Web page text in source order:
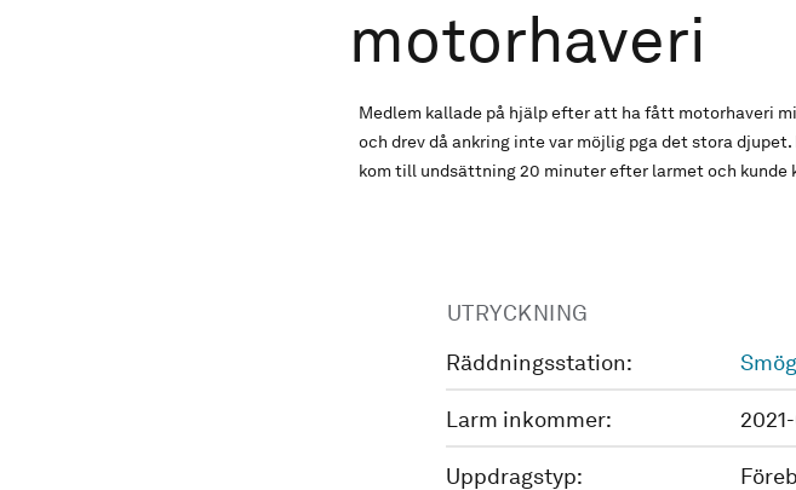
motorhaveri
Medlem kallade på hjälp efter att ha fått motorhaveri
och drev då ankring inte var möjlig pga det stora
kom till undsättning 20 minuter efter larmet och kunde
UTRYCKNING
Räddningsstation:
Larm inkommer:
Uppdragstyp: